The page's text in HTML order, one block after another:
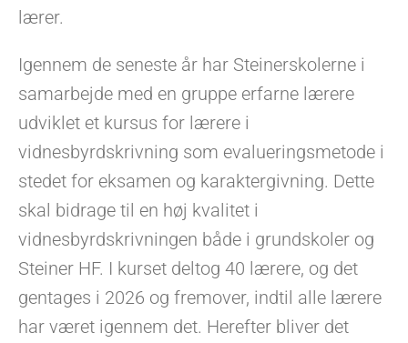
lærer.
Igennem de seneste år har Steinerskolerne i
samarbejde med en gruppe erfarne lærere
udviklet et kursus for lærere i
vidnesbyrdskrivning som evalueringsmetode i
stedet for eksamen og karaktergivning. Dette
skal bidrage til en høj kvalitet i
vidnesbyrdskrivningen både i grundskoler og
Steiner HF. I kurset deltog 40 lærere, og det
gentages i 2026 og fremover, indtil alle lærere
har været igennem det. Herefter bliver det